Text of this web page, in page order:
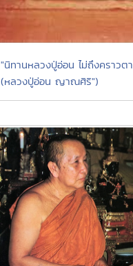
"นิทานหลวงปู่อ่อน ไม่ถึงคราวต
(หลวงปู่อ่อน ญาณศิริ")